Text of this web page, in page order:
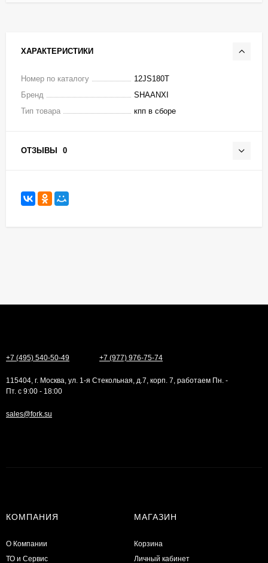
ХАРАКТЕРИСТИКИ
Номер по каталогу
12JS180T
Бренд
SHAANXI
Тип товара
кпп в сборе
ОТЗЫВЫ 0
+7 (495) 540-50-49 +7 (977) 976-75-74
115404, г. Москва, ул. 1-я Стекольная, д.7, корп. 7, работаем Пн. -
Пт. с 9:00 - 18:00
sales@fork.su
КОМПАНИЯ
О Компании
ТО и Сервис
МАГАЗИН
Корзина
Личный кабинет